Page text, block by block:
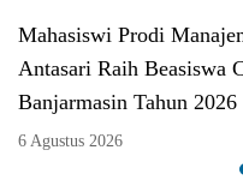
Mahasiswi Prodi
Antasari Raih Beasiswa
Banjarmasin Tahun 2026
6 Agustus 2026